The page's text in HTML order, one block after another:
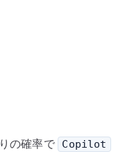
の確率で Copilot